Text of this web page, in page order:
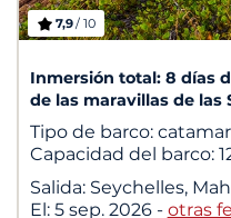
7,9/ 10
Inmersión total: 8 días
de las maravillas de las
Tipo de barco:
Capacidad del barco:
Salida: Seychelles,
El: 5 sep. 2026 - otras